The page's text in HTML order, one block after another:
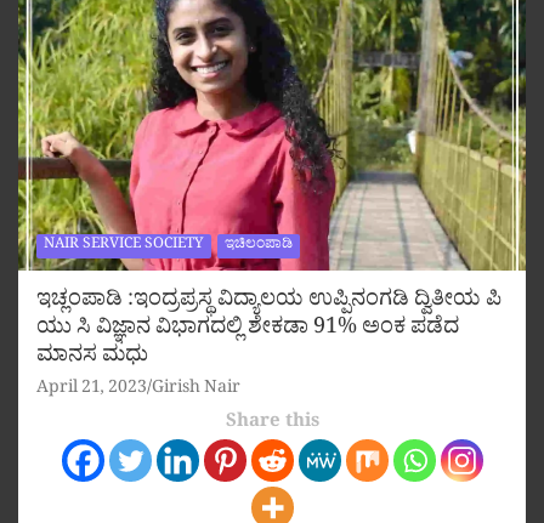
NAIR SERVICE SOCIETY ಇಚಿಲಂಪಾಡಿ
ಇಚ್ಲಂಪಾಡಿ :ಇಂದ್ರಪ್ರಸ್ಥ ವಿದ್ಯಾಲಯ ಉಪ್ಪಿನಂಗಡಿ ದ್ವಿತೀಯ ಪಿ
ಯು ಸಿ ವಿಜ್ಞಾನ ವಿಭಾಗದಲ್ಲಿ ಶೇಕಡಾ 91% ಅಂಕ ಪಡೆದ
ಮಾನಸ ಮಧು
April 21, 2023 Girish Nair
Share this